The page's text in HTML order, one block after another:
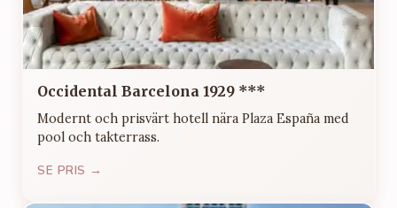
Occidental Barcelona 1929 ***
Modernt och prisvärt hotell nära Plaza España med
pool och takterrass.
SE PRIS →